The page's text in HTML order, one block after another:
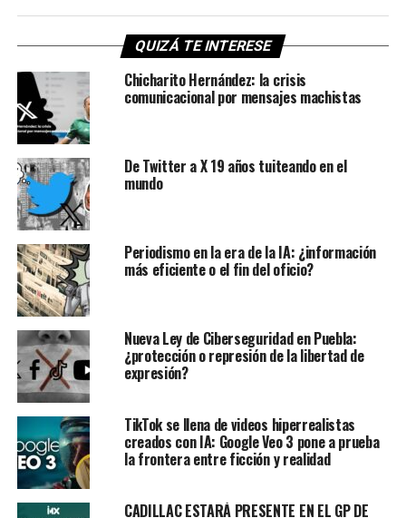
QUIZÁ TE INTERESE
Chicharito Hernández: la crisis
comunicacional por mensajes machistas
De Twitter a X 19 años tuiteando en el
mundo
Periodismo en la era de la IA: ¿información
más eficiente o el fin del oficio?
Nueva Ley de Ciberseguridad en Puebla:
¿protección o represión de la libertad de
expresión?
TikTok se llena de videos hiperrealistas
creados con IA: Google Veo 3 pone a prueba
la frontera entre ficción y realidad
CADILLAC ESTARÁ PRESENTE EN EL GP DE